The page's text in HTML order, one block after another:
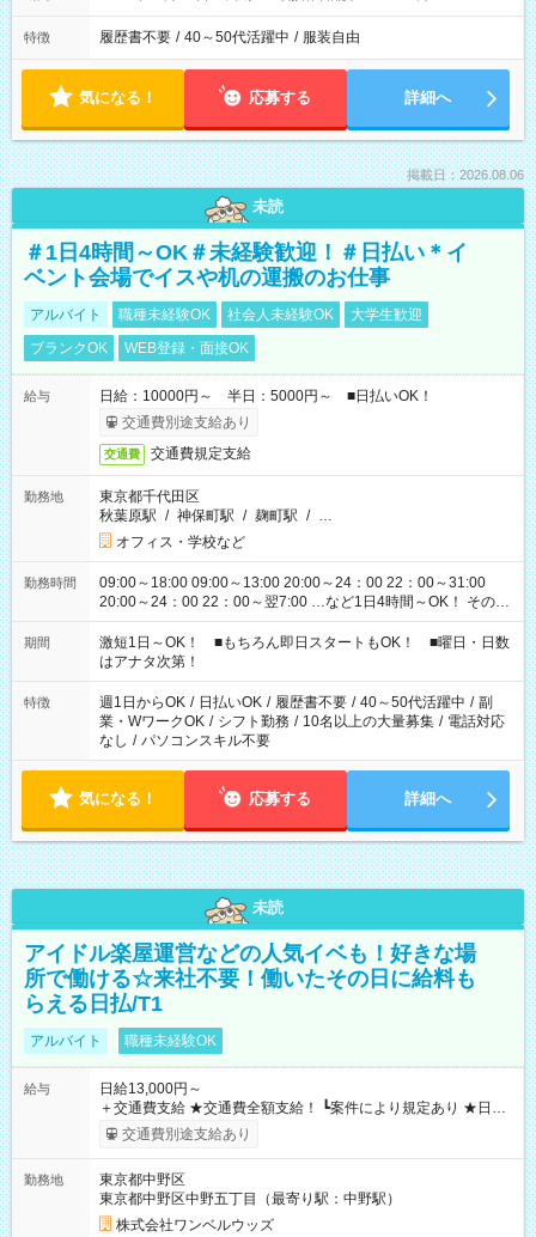
特徴 履歴書不要 / 40～50代活躍中 / 服装自由
気になる！ 応募する 詳細へ
掲載日：2026.08.06
未読
＃1日4時間～OK＃未経験歓迎！＃日払い＊イ
ベント会場でイスや机の運搬のお仕事
アルバイト 職種未経験OK 社会人未経験OK
大学生歓迎
ブランクOK
WEB登録・面接OK
給与
日給：10000円～ 半日：5000円～ ■日払いOK！
交通費別途支給あり
交通費 交通費規定支給
勤務地
東京都千代田区
秋葉原駅 / 神保町駅 / 麹町駅 / …
オフィス・学校など
勤務時間
09:00～18:00 09:00～13:00 20:00～24：00 22：00～31:00
20:00～24：00 22：00～翌7:00 …など1日4時間～OK！ その他
シフトもございます！ お気軽にご相談ください！
期間
激短1日～OK！ ■もちろん即日スタートもOK！ ■曜日・日数
はアナタ次第！
特徴 週1日からOK / 日払いOK / 履歴書不要 / 40～50代活躍中 / 副
業・WワークOK / シフト勤務 / 10名以上の大量募集 / 電話対応
なし / パソコンスキル不要
気になる！ 応募する 詳細へ
未読
アイドル楽屋運営などの人気イベも！好きな場
所で働ける☆来社不要！働いたその日に給料も
らえる日払/T1
アルバイト 職種未経験OK
給与
日給13,000円～
＋交通費支給 ★交通費全額支給！ ┗案件により規定あり ★日払
いOK！（規定あり） ┗働いたその日に現金GET♪ お仕事後はコ
ンビニATMから 日払い分を引き落とせます！ 【試用期間】試
交通費別途支給あり
勤務地
東京都中野区
東京都中野区中野五丁目（最寄り駅：中野駅）
株式会社ワンベルウッズ